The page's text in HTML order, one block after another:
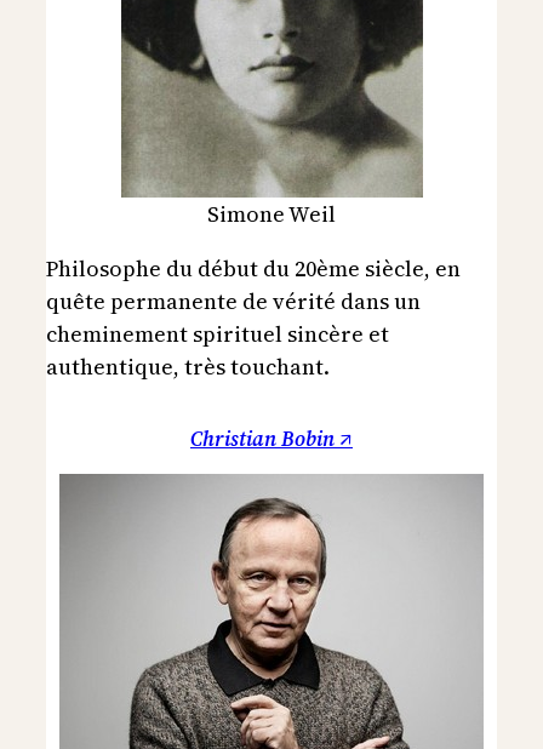
Simone Weil
Philosophe du début du 20ème siècle, en
quête permanente de vérité dans un
cheminement spirituel sincère et
authentique, très touchant.
Christian Bobin ↗